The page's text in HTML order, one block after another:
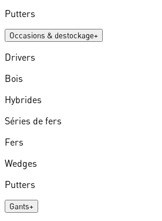
Putters
Occasions & destockage+
Drivers
Bois
Hybrides
Séries de fers
Fers
Wedges
Putters
Gants+